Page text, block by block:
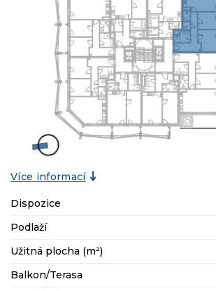
Více informací
Dispozice
Podlaží
Užitná plocha (m²)
Balkon/Terasa